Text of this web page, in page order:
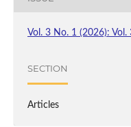
Vol. 3 No. 1 (2026):
SECTION
Articles